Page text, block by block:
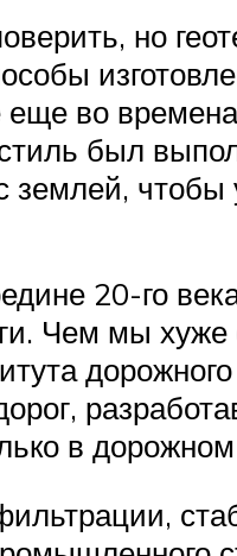
но
во
был
чтобы
20-го
Чем мы хуже
в